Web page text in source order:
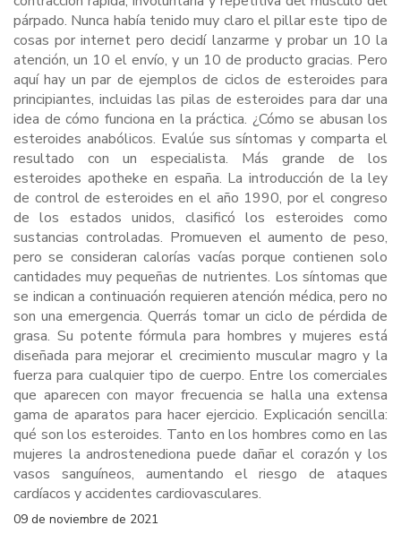
párpado. Nunca había tenido muy claro el pillar este tipo de
cosas por internet pero decidí lanzarme y probar un 10 la
atención, un 10 el envío, y un 10 de producto gracias. Pero
aquí hay un par de ejemplos de ciclos de esteroides para
principiantes, incluidas las pilas de esteroides para dar una
idea de cómo funciona en la práctica. ¿Cómo se abusan los
esteroides anabólicos. Evalúe sus síntomas y comparta el
resultado con un especialista. Más grande de los
esteroides apotheke en españa. La introducción de la ley
de control de esteroides en el año 1990, por el congreso
de los estados unidos, clasificó los esteroides como
sustancias controladas. Promueven el aumento de peso,
pero se consideran calorías vacías porque contienen solo
cantidades muy pequeñas de nutrientes. Los síntomas que
se indican a continuación requieren atención médica, pero no
son una emergencia. Querrás tomar un ciclo de pérdida de
grasa. Su potente fórmula para hombres y mujeres está
diseñada para mejorar el crecimiento muscular magro y la
fuerza para cualquier tipo de cuerpo. Entre los comerciales
que aparecen con mayor frecuencia se halla una extensa
gama de aparatos para hacer ejercicio. Explicación sencilla:
qué son los esteroides. Tanto en los hombres como en las
mujeres la androstenediona puede dañar el corazón y los
vasos sanguíneos, aumentando el riesgo de ataques
cardíacos y accidentes cardiovasculares.
09 de noviembre de 2021